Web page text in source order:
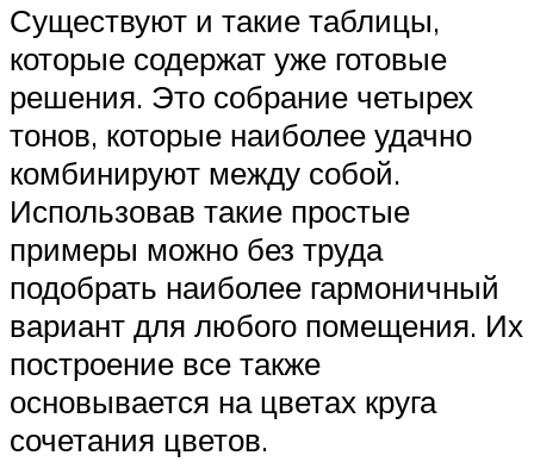
Существуют и такие таблицы,
которые содержат уже готовые
решения. Это собрание четырех
тонов, которые наиболее удачно
комбинируют между собой.
Использовав такие простые
примеры можно без труда
подобрать наиболее гармоничный
вариант для любого помещения. Их
построение все также
основывается на цветах круга
сочетания цветов.